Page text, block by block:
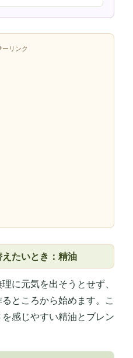
ーリンク
たいとき：精油
に元気を出そうとせず、
ところから始めます。こ
感じやすい精油とブレン